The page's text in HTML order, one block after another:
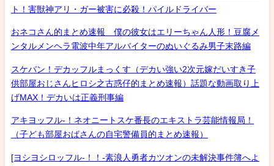
ト！害獣神アリ・ガー被害に必殺！パイルドライバー
おネコさん的まとめ速報 僕の彼女はエリーちゃん人形！豆腐メ
ンタルメンヘラ電波中年アルバイターのぬいぐるみ男子末路編
スケバン！デカッフルまっくす（デカい強い2次元嫁だいすき子
供部屋おじさんヒロシ之古惑仔的まとめ速報）話題な動画取り上
げMAX！デカいは正義刑事編
アキヨッフル-！ネオニートスケ番長のエキストラ芸能情報局！
（子ども部屋おばさんの自宅警備員的まとめ速報）
[ヨシヨシロッフル-！！-素浪人勇者カツオンの未解決事件簿へよ